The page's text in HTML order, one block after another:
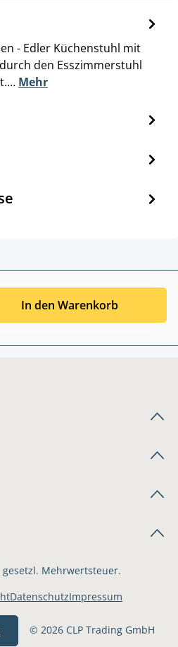
- Edler Küchenstuhl mit
den Esszimmerstuhl
Mehr
In den Warenkorb
Mehrwertsteuer.
© 2026 CLP Trading GmbH
DatenschutzImpressum